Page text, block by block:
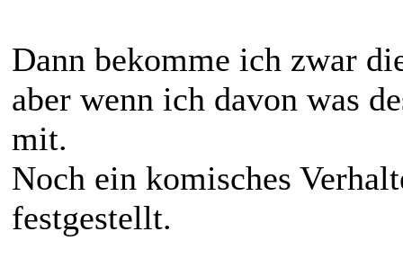
Dann bekomme ich zwar
aber wenn ich davon was
mit.
Noch ein komisches
festgestellt.